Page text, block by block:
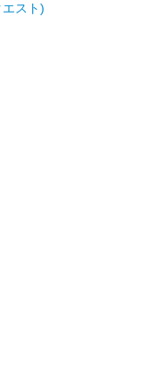
スト)